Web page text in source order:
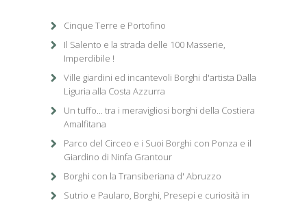
Cinque Terre e Portofino
Il Salento e la strada delle 100 Masserie,
Imperdibile !
Ville giardini ed incantevoli Borghi d'artista Dalla
Liguria alla Costa Azzurra
Un tuffo... tra i meravigliosi borghi della Costiera
Amalfitana
Parco del Circeo e i Suoi Borghi con Ponza e il
Giardino di Ninfa Grantour
Borghi con la Transiberiana d' Abruzzo
Sutrio e Paularo, Borghi, Presepi e curiosità in